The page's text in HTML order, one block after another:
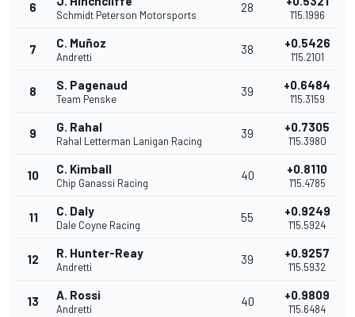
6
Schmidt Peterson Motorsports
28
1'15.1996
7 C. Muñoz
Andretti
38 +0.5426
1'15.2101
8 S. Pagenaud
Team Penske
39 +0.6484
1'15.3159
9 G. Rahal
Rahal Letterman Lanigan Racing
39 +0.7305
1'15.3980
10 C. Kimball
Chip Ganassi Racing
40 +0.8110
1'15.4785
11 C. Daly
Dale Coyne Racing
55 +0.9249
1'15.5924
12 R. Hunter-Reay
Andretti
39 +0.9257
1'15.5932
13 A. Rossi
Andretti
40 +0.9809
1'15.6484